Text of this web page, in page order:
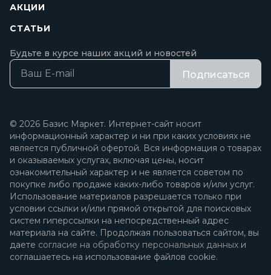
АКЦИИ
СТАТЬИ
Будьте в курсе наших акций и новостей
Подписаться
© 2026 Базис Маркет. Интернет-сайт носит
информационный характер и ни при каких условиях не
является публичной офертой. Вся информация о товарах
и оказываемых услугах, включая цены, носит
ознакомительный характер и не является советом по
покупке либо продаже каких-либо товаров и/или услуг.
Использование материалов разрешается только при
условии ссылки и/или прямой открытой для поисковых
систем гиперссылки на непосредственный адрес
материала на сайте. Продолжая пользоваться сайтом, вы
даете согласие на обработку персональных данных и
соглашаетесь на использование файлов cookie.